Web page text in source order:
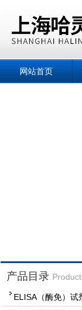
网站首页
产品目录
ELISA（酶免）试